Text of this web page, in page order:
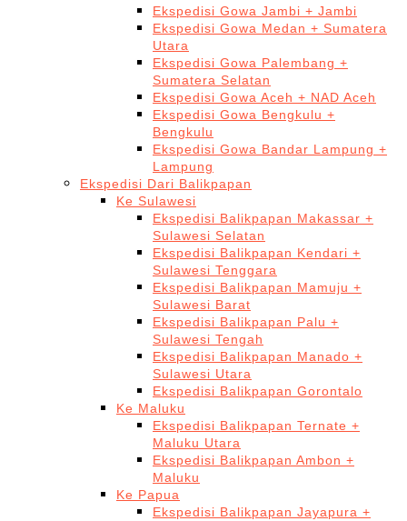
Ekspedisi Gowa Jambi + Jambi
Ekspedisi Gowa Medan + Sumatera
Utara
Ekspedisi Gowa Palembang +
Sumatera Selatan
Ekspedisi Gowa Aceh + NAD Aceh
Ekspedisi Gowa Bengkulu +
Bengkulu
Ekspedisi Gowa Bandar Lampung +
Lampung
Ekspedisi Dari Balikpapan
Ke Sulawesi
Ekspedisi Balikpapan Makassar +
Sulawesi Selatan
Ekspedisi Balikpapan Kendari +
Sulawesi Tenggara
Ekspedisi Balikpapan Mamuju +
Sulawesi Barat
Ekspedisi Balikpapan Palu +
Sulawesi Tengah
Ekspedisi Balikpapan Manado +
Sulawesi Utara
Ekspedisi Balikpapan Gorontalo
Ke Maluku
Ekspedisi Balikpapan Ternate +
Maluku Utara
Ekspedisi Balikpapan Ambon +
Maluku
Ke Papua
Ekspedisi Balikpapan Jayapura +